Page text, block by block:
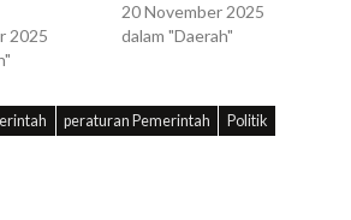
2025
20 November 2025
dalam "Daerah"
peraturan Pemerintah Politik